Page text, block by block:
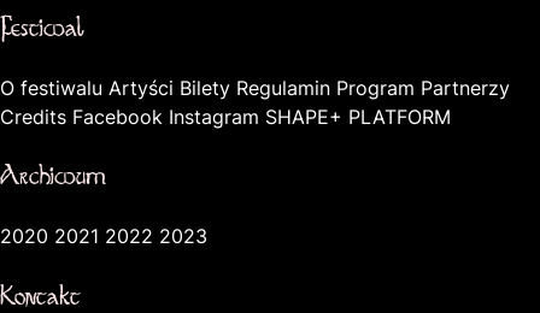
Festiwal
O festiwalu Artyści Bilety Regulamin Program Partnerzy
Credits Facebook Instagram SHAPE+ PLATFORM
Archiwum
2020 2021 2022 2023
Kontakt